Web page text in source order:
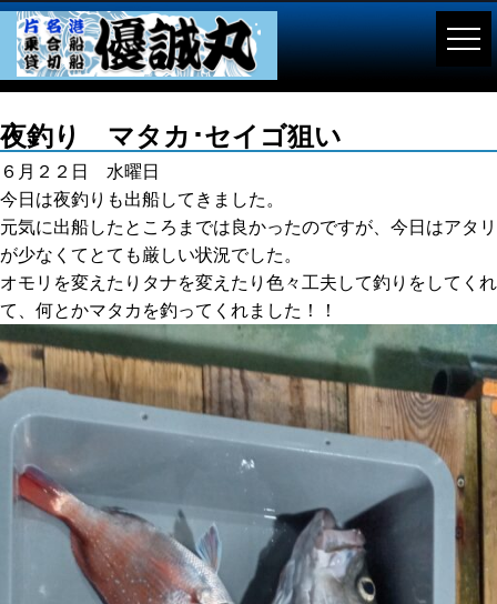
夜釣り マタカ･セイゴ狙い
６月２２日 水曜日
今日は夜釣りも出船してきました。
元気に出船したところまでは良かったのですが、今日はアタリ
が少なくてとても厳しい状況でした。
オモリを変えたりタナを変えたり色々工夫して釣りをしてくれ
て、何とかマタカを釣ってくれました！！